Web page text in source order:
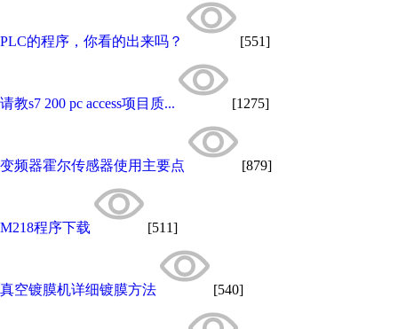
PLC的程序，你看的出来吗？ [551]
请教s7 200 pc access项目质... [1275]
变频器霍尔传感器使用主要点 [879]
M218程序下载 [511]
真空镀膜机详细镀膜方法 [540]